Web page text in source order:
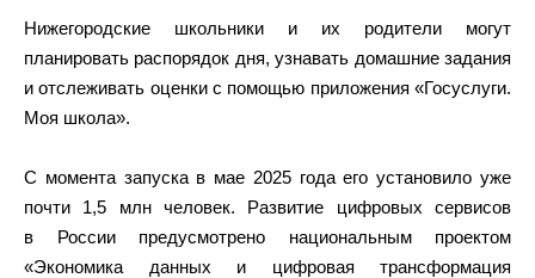
Нижегородские школьники и их родители могут
планировать распорядок дня, узнавать домашние задания
и отслеживать оценки с помощью приложения «Госуслуги.
Моя школа».
С момента запуска в мае 2025 года его установило уже
почти 1,5 млн человек. Развитие цифровых сервисов
в России предусмотрено национальным проектом
«Экономика данных и цифровая трансформация